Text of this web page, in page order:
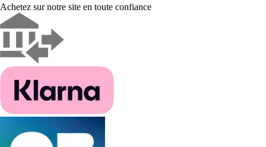
Achetez sur notre site en toute confiance